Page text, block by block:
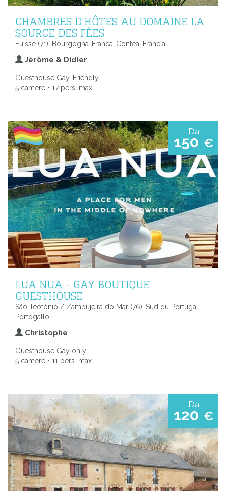
CHAMBRES D'HÔTES AU DOMAINE LA
SOURCE DES FÉES
Fuissé (71), Bourgogna-Franca-Contea, Francia
Jérôme & Didier
Guesthouse Gay-Friendly
5 camere • 17 pers. max.
Da
150 €
LUA NUA - GAY BOUTIQUE
GUESTHOUSE
São Teotónio / Zambujeira do Mar (76), Sud du Portugal,
Portogallo
Christophe
Guesthouse Gay only
5 camere • 11 pers. max.
Da
120 €